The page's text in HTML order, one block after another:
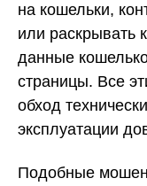
на кошельки,
или раскрывать
данные
страницы. Все
обход
эксплуатации
Подобные